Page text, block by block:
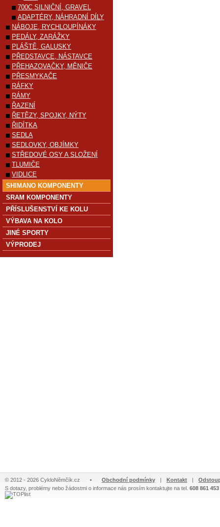
700C SILNIČNÍ, GRAVEL
ADAPTÉRY, NÁHRADNÍ DÍLY
NÁBOJE, RYCHLOUPÍNÁKY
PEDÁLY, ZARÁŽKY
PLÁŠTĚ, GALUSKY
PŘEDSTAVCE, NÁSTAVCE
PŘEHAZOVAČKY, MĚNIČE
PŘESMYKAČE
RÁFKY
RÁMY
ŘAZENÍ
ŘETĚZY, SPOJKY, NÝTY
ŘIDÍTKA
SEDLA
SEDLOVKY, OBJÍMKY
STŘEDOVÉ OSY A SLOŽENÍ
TLUMIČE
VIDLICE
SHIMANO KOMPONENTY
SRAM KOMPONENTY
PŘÍSLUŠENSTVÍ KE KOLU
VÝBAVA NA KOLO
JINÉ SPORTY
VÝPRODEJ
© 2012 - 2026 CykloNěmčík.cz • Obchodní podmínky | Kontakt |
S dotazy, problémy nebo žádostmi o informace nás prosím kontaktujte na tel. 608 861 453